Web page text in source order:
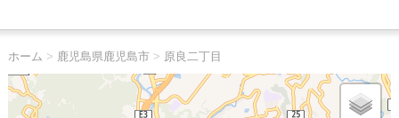
ホーム > 鹿児島県鹿児島市> 原良二丁目